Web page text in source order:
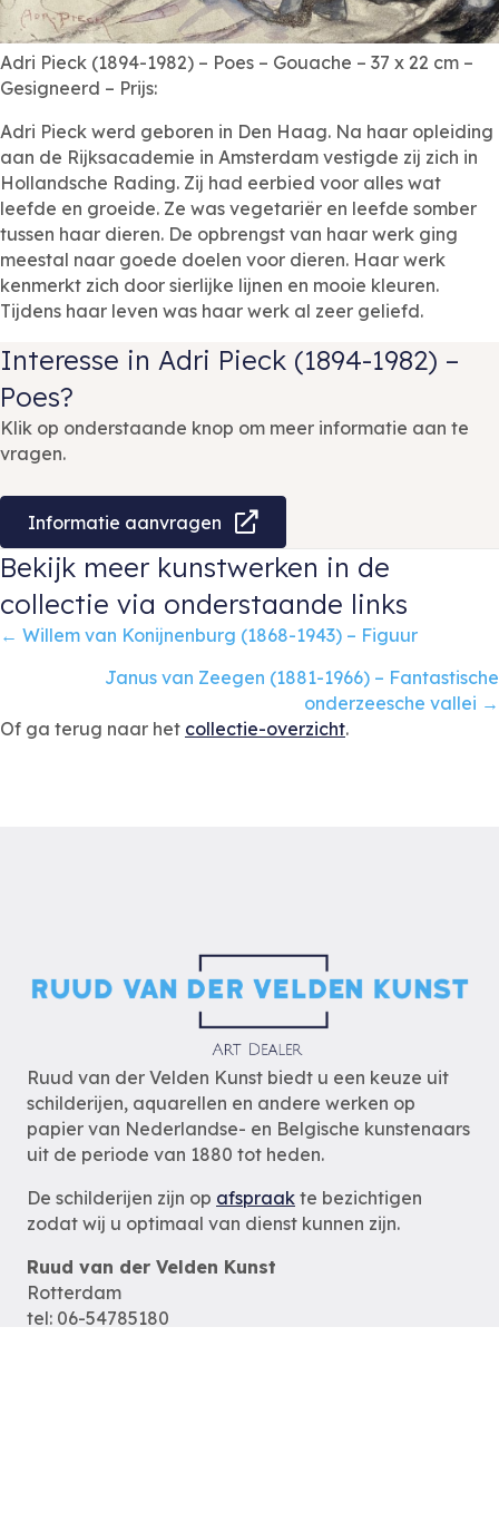
Adri Pieck (1894-1982) – Poes – Gouache – 37 x 22 cm –
Gesigneerd – Prijs:
Adri Pieck werd geboren in Den Haag. Na haar opleiding
aan de Rijksacademie in Amsterdam vestigde zij zich in
Hollandsche Rading. Zij had eerbied voor alles wat
leefde en groeide. Ze was vegetariër en leefde somber
tussen haar dieren. De opbrengst van haar werk ging
meestal naar goede doelen voor dieren. Haar werk
kenmerkt zich door sierlijke lijnen en mooie kleuren.
Tijdens haar leven was haar werk al zeer geliefd.
Interesse in Adri Pieck (1894-1982) –
Poes?
Klik op onderstaande knop om meer informatie aan te
vragen.
Informatie aanvragen
Bekijk meer kunstwerken in de
collectie via onderstaande links
Posts
navigation
← Willem van Konijnenburg (1868-1943) – Figuur
Janus van Zeegen (1881-1966) – Fantastische
onderzeesche vallei →
Of ga terug naar het collectie-overzicht.
Ruud van der Velden Kunst biedt u een keuze uit
schilderijen, aquarellen en andere werken op
papier van Nederlandse- en Belgische kunstenaars
uit de periode van 1880 tot heden.
De schilderijen zijn op afspraak te bezichtigen
zodat wij u optimaal van dienst kunnen zijn.
Ruud van der Velden Kunst
Rotterdam
tel: 06-54785180